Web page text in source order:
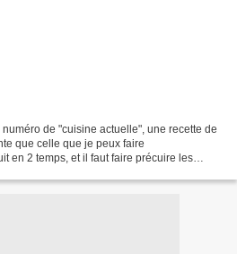
de "cuisine actuelle", une recette de
que celle que je peux faire
en 2 temps, et il faut faire précuire les